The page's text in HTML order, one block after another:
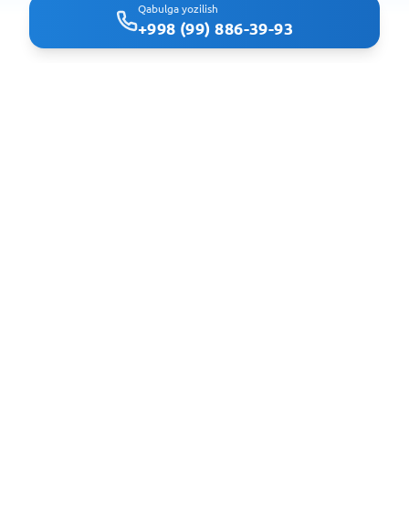
Qabulga yozilish
+998 (99) 886-39-93